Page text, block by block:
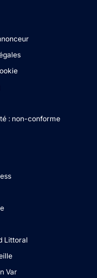
: non-conforme
Littoral
Var